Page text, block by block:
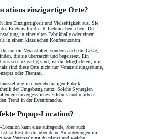
einzigartige Orte?
ihre Einzigartigkeit und Vielseitigkeit aus. Sie
Erlebnis für die Teilnehmer bereichert. Du
in einer alten Fabrikhalle oder einem
in einem klassischen Konferenzraum.
nur die Veranstalter, sondern auch die Gäste,
die sie überrascht und begeistert. Ein
so einzigartig sind, ist die Möglichkeit, mit
sind diese Orte nicht nur Veranstaltungsräume,
oder Themas.
in einer ehemaligen Fabrik
der Umgebung nutzt. Solche Synergien
ein unvergessliches Erlebnis und machen
Trend in der Eventbranche.
Popup-Location?
kann eine aufregende, aber auch
solltest du dir über deine Anforderungen im